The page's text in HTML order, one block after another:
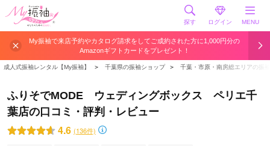
探す ログイン MENU
My振袖で来店予約やカタログ請求をしてご成約された方に1,000円分の
Amazonギフトカードをプレゼント！
成人式振袖レンタル【My振袖】 ＞ 千葉県の振袖ショップ ＞ 千葉・市原・南房総エリアの振
ふりそでMODE ウェディングボックス ペリエ千
葉店の口コミ・評判・レビュー
4.6 (136件)